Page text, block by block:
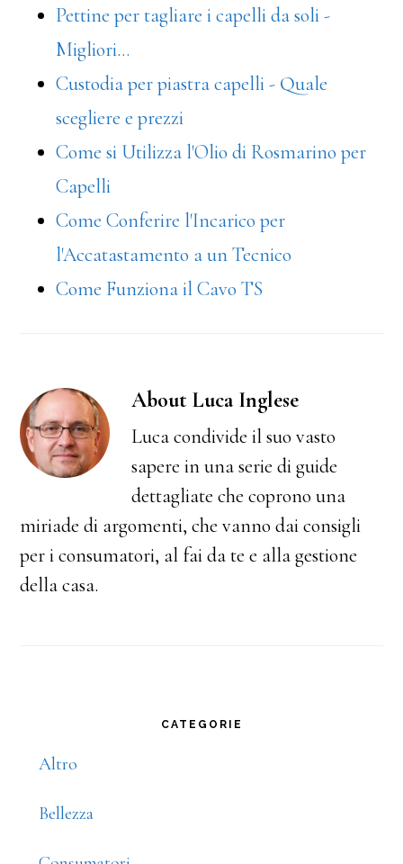
t
di
Pettine per tagliare i capelli da soli -
Migliori…
Custodia per piastra capelli - Quale
scegliere e prezzi
Come si Utilizza l'Olio di Rosmarino per
Capelli
Come Conferire l'Incarico per
l'Accatastamento a un Tecnico
Come Funziona il Cavo TS
AboutLuca Inglese
Luca condivide il suo vasto
sapere in una serie di guide
dettagliate che coprono una
miriade di argomenti, che vanno dai consigli
per i consumatori, al fai da te e alla gestione
della casa.
Sidebar
CATEGORIE
Altro
Bellezza